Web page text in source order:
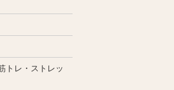
トレ・ストレッ